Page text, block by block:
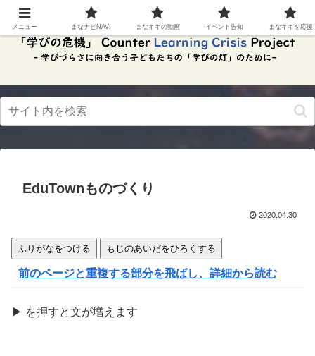
スク
リー
ンリ
ド。
この
ボタ
ンを
と、
ダー
の読
み上
にで
EduTownものづくり
2020.04.30
ふりがなをつける もじのあいだをひろくする
前のページと重複する部分を飛ばし、詳細から読む
▶ を押すと文が増 えます
メニュー まなナビNAVI まなキキの動画 イベント告知 まなキキを応援